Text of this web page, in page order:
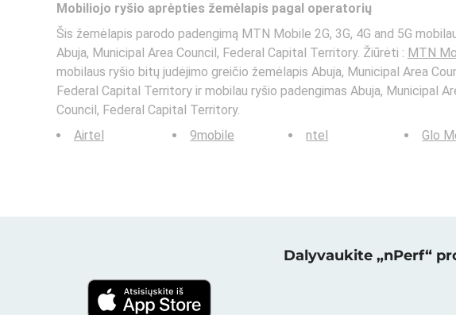
Mobiliojo ryšio aprėpties žemėlapis pagal operatorių
Šis žemėlapis parodo padengimą MTN Mobile 2G, 3G, 4G and 5G
Abuja, Municipal Area Council, Federal Capital Territory. Žiūrėti : MTN
mobilaus ryšio bitų judėjimo greičio žemėlapis Abuja, Municipal Area
Federal Capital Territory ir mobilau ryšio padengimas Abuja, Municipal
Council, Federal Capital Territory.
Airtel
9mobile ntel Glo
Dalyvaukite „nPerf“